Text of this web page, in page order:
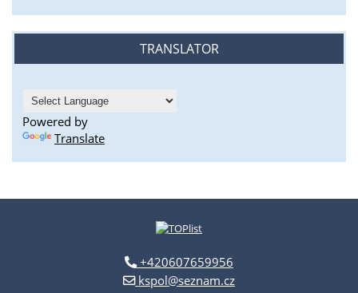
TRANSLATOR
Powered by
Translate
+420607659956
kspol@seznam.cz